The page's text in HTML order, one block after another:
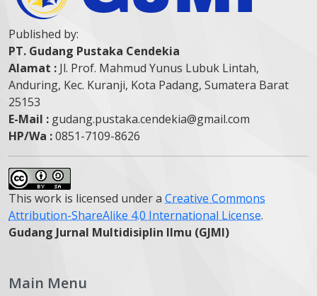
Published by:
PT. Gudang Pustaka Cendekia
Alamat : Jl. Prof. Mahmud Yunus Lubuk Lintah,
Anduring, Kec. Kuranji, Kota Padang, Sumatera Barat
25153
E-Mail : gudang.pustaka.cendekia@gmail.com
HP/Wa :0851-7109-8626
This work is licensed under a Creative Commons
Attribution-ShareAlike 4.0 International License.
Gudang Jurnal Multidisiplin Ilmu (GJMI)
Main Menu